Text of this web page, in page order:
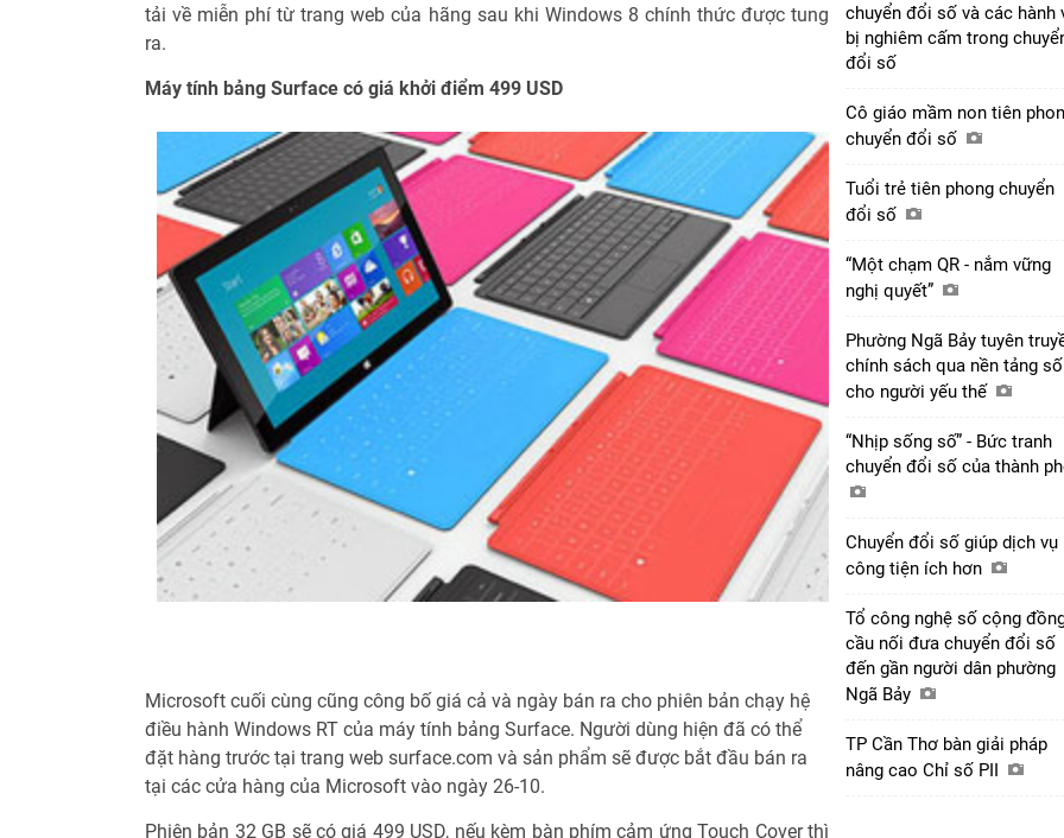
tải về miễn phí từ trang web của hãng sau khi Windows 8 chính thức được tung
ra.
Máy tính bảng Surface có giá khởi điểm 499 USD
Microsoft cuối cùng cũng công bố giá cả và ngày bán ra cho phiên bản chạy hệ
điều hành Windows RT của máy tính bảng Surface. Người dùng hiện đã có thể
đặt hàng trước tại trang web surface.com và sản phẩm sẽ được bắt đầu bán ra
tại các cửa hàng của Microsoft vào ngày 26-10.
Phiên bản 32 GB sẽ có giá 499 USD, nếu kèm bàn phím cảm ứng Touch Cover thì
chuyển đổi số và các hành
bị nghiêm cấm trong
đổi số
Cô giáo mầm non tiên
chuyển đổi số
Tuổi trẻ tiên phong chuyển
đổi số
“Một chạm QR - nắm vững
nghị quyết”
Phường Ngã Bảy tuyên
chính sách qua nền tảng số
cho người yếu thế
“Nhịp sống số” - Bức tranh
chuyển đổi số của thành
Chuyển đổi số giúp dịch vụ
công tiện ích hơn
Tổ công nghệ số cộng
cầu nối đưa chuyển đổi số
đến gần người dân phường
Ngã Bảy
TP Cần Thơ bàn giải pháp
nâng cao Chỉ số PII